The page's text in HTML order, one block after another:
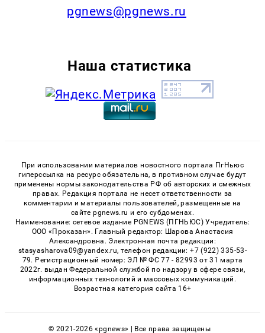
pgnews@pgnews.ru
Наша статистика
При использовании материалов новостного портала ПгНьюс
гиперссылка на ресурс обязательна, в противном случае будут
применены нормы законодательства РФ об авторских и смежных
правах. Редакция портала не несет ответственности за
комментарии и материалы пользователей, размещенные на
сайте pgnews.ru и его субдоменах.
Наименование: сетевое издание PGNEWS (ПГНЬЮС) Учредитель:
ООО «Проказан». Главный редактор: Шарова Анастасия
Александровна. Электронная почта редакции:
stasyasharova09@yandex.ru, телефон редакции: +7 (922) 335-53-
79. Регистрационный номер: ЭЛ № ФС 77 - 82993 от 31 марта
2022г. выдан Федеральной службой по надзору в сфере связи,
информационных технологий и массовых коммуникаций.
Возрастная категория сайта 16+
© 2021-2026 «pgnews» | Все права защищены